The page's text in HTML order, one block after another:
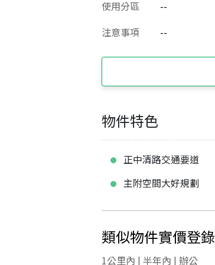
使用分區
--
注意事項
--
物件特色
正中清路交通要道
主附空間大好規劃
類似物件實價登錄
1公里內 | 半年內 | 辦公